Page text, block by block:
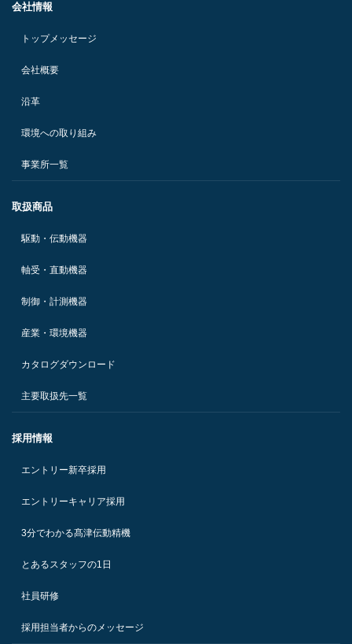
会社情報
トップメッセージ
会社概要
沿革
環境への取り組み
事業所一覧
取扱商品
駆動・伝動機器
軸受・直動機器
制御・計測機器
産業・環境機器
カタログダウンロード
主要取扱先一覧
採用情報
エントリー新卒採用
エントリーキャリア採用
3分でわかる髙津伝動精機
とあるスタッフの1日
社員研修
採用担当者からのメッセージ